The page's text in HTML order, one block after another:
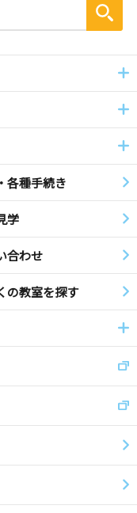
各種手続き
学
合わせ
の教室を探す